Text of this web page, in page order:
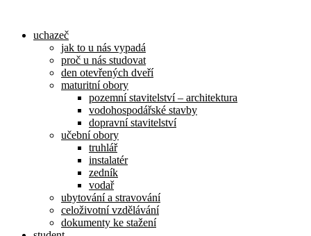
obsahuuchazeč
jak to u nás vypadá
proč u nás studovat
den otevřených dveří
maturitní obory
pozemní stavitelství – architektura
vodohospodářské stavby
dopravní stavitelství
učební obory
truhlář
instalatér
zedník
vodař
ubytování a stravování
celoživotní vzdělávání
dokumenty ke stažení